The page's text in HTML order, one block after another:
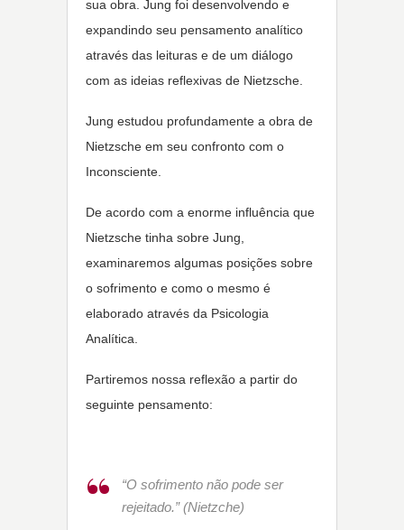
sua obra. Jung foi desenvolvendo e
expandindo seu pensamento analítico
através das leituras e de um diálogo
com as ideias reflexivas de Nietzsche.
Jung estudou profundamente a obra de
Nietzsche em seu confronto com o
Inconsciente.
De acordo com a enorme influência que
Nietzsche tinha sobre Jung,
examinaremos algumas posições sobre
o sofrimento e como o mesmo é
elaborado através da Psicologia
Analítica.
Partiremos nossa reflexão a partir do
seguinte pensamento:
“O sofrimento não pode ser
rejeitado.” (Nietzche)